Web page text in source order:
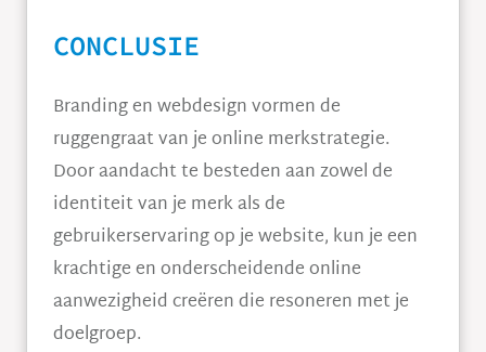
CONCLUSIE
Branding en webdesign vormen de
ruggengraat van je online merkstrategie.
Door aandacht te besteden aan zowel de
identiteit van je merk als de
gebruikerservaring op je website, kun je een
krachtige en onderscheidende online
aanwezigheid creëren die resoneren met je
doelgroep.